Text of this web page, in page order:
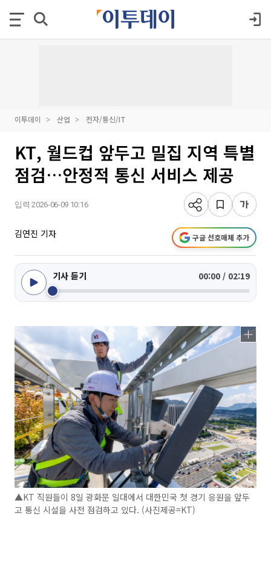
이투데이 산업 전자/통신/IT
KT, 월드컵 앞두고 밀집 지역 특별
점검…안정적 통신 서비스 제공
입력 2026-06-09 10:16
김연진 기자 구글 선호매체 추가
기사 듣기 00:00 / 02:19
▲KT 직원들이 8일 광화문 일대에서 대한민국 첫 경기 응원을 앞두
고 통신 시설을 사전 점검하고 있다. (사진제공=KT)